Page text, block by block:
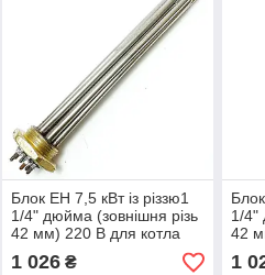
Блок ЕН 7,5 кВт із різзю1
1/4" дюйма (зовнішня різь
42 мм) 220 В для котла
опалення (Туреччина)
1 026₴
1/4"
42
1